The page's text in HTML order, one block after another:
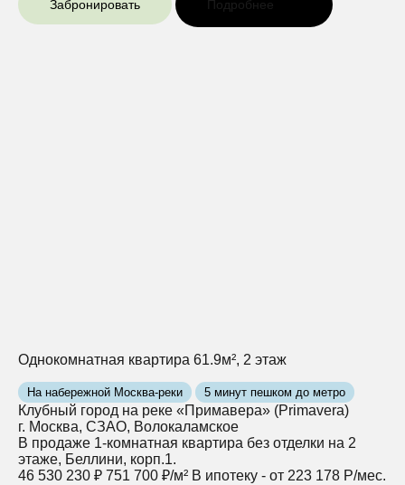
Забронировать Подробнее
Однокомнатная квартира 61.9м², 2 этаж
На набережной Москва-реки 5 минут пешком до метро
Клубный город на реке «Примавера» (Primavera)
г. Москва, СЗАО, Волокаламское
В продаже 1-комнатная квартира без отделки на 2
этаже, Беллини, корп.1.
46 530 230 ₽ 751 700 ₽/м² В ипотеку - от 223 178 Р/мес.